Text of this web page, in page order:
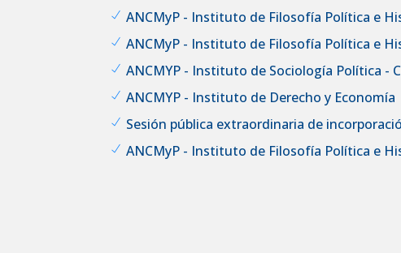
ANCMyP - Instituto de Filosofía Política e
ANCMyP - Instituto de Filosofía Política e
ANCMYP - Instituto de Sociología Política -
ANCMYP - Instituto de Derecho y Economía
Sesión pública extraordinaria de
ANCMyP - Instituto de Filosofía Política e